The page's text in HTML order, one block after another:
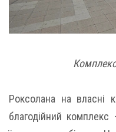
Роксолана на власні
благодійний